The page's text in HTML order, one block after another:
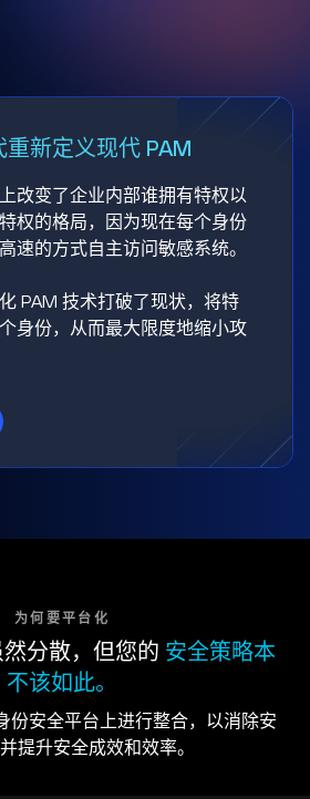
重新定义现代 PAM
改变了企业内部谁拥有特权以
权的格局，因为现在每个身份
速的方式自主访问敏感系统。
PAM 技术打破了现状，将特
身份，从而最大限度地缩小攻
为何要平台化
分散，但您的 安全策略本
不该如此。
份安全平台上进行整合，以消除安
提升安全成效和效率。